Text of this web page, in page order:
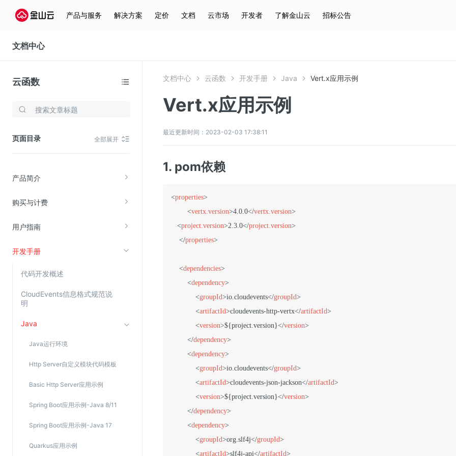
产品与服务 解决方案 定价 文档 云市场 开发者 了解金山云 招标公告
文档中心
云函数
页面目录 全部展开
产品简介
购买与计费
用户指南
开发手册
代码开发概述
CloudEvents信息格式规范说
明
Java
Java运行环境
Http Server自定义模块代码模板
Basic Http Server应用示例
Spring Boot应用示例-Java 8/11
Spring Boot应用示例-Java 17
Quarkus应用示例
存储与云分发
云硬盘(EBS)
在线迁移服务
视频云服务
云直播(KLS)
边缘节点计算
大模型应用防火墙
渗透测试
DDoS原生高防
主机安全
文档中心 云函数 开发手册 Java Vert.x应用示例
Vert.x应用示例
最近更新时间：2023-02-03 17:38:11
1. pom依赖
<properties>
<vertx.version>4.0.0</vertx.version>
<project.version>2.3.0</project.version>
</properties>
<dependencies>
<dependency>
<groupId>io.cloudevents</groupId>
<artifactId>cloudevents-http-vertx</artifactId>
<version>${project.version}</version>
</dependency>
<dependency>
<groupId>io.cloudevents</groupId>
<artifactId>cloudevents-json-jackson</artifactId>
<version>${project.version}</version>
</dependency>
<dependency>
<groupId>org.slf4j</groupId>
<artifactId>slf4j-api</artifactId>